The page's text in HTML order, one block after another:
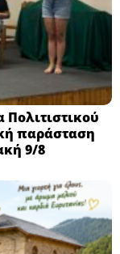
Πολιτιστικού
παράσταση
9/8